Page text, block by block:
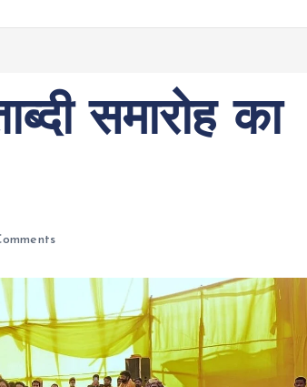
समारोह का